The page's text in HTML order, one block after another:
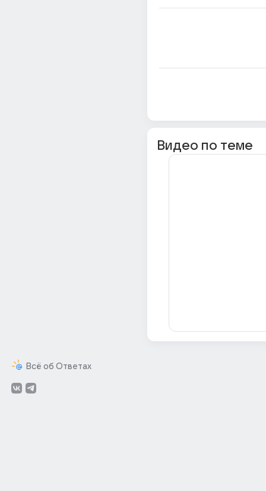
Всё об Ответах
Видео по теме